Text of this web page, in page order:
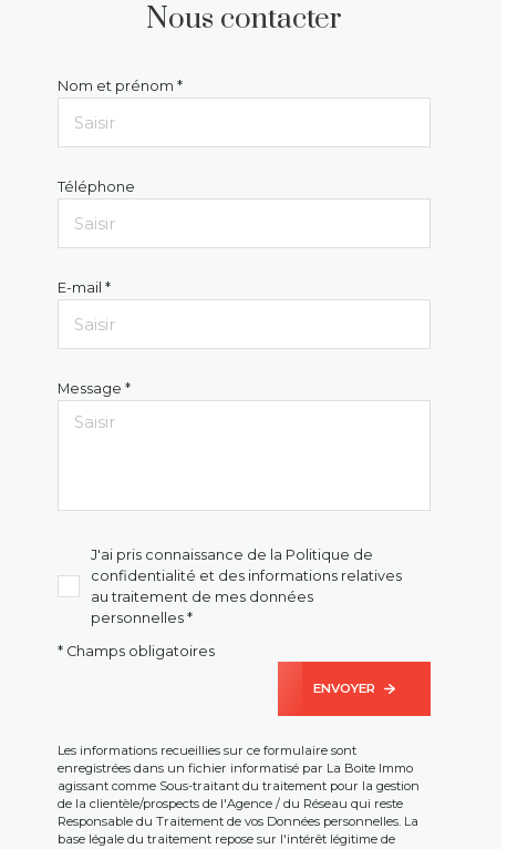
Nous contacter
Nom et prénom *
Téléphone
E-mail *
Message *
J'ai pris connaissance de la Politique de
confidentialité et des informations relatives
au traitement de mes données
personnelles *
* Champs obligatoires
ENVOYER
Les informations recueillies sur ce formulaire sont
enregistrées dans un fichier informatisé par La Boite Immo
agissant comme Sous-traitant du traitement pour la gestion
de la clientèle/prospects de l'Agence / du Réseau qui reste
Responsable du Traitement de vos Données personnelles. La
base légale du traitement repose sur l'intérêt légitime de